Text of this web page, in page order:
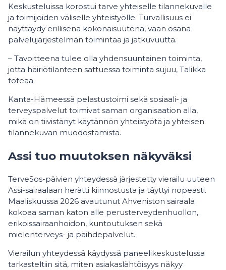
Keskusteluissa korostui tarve yhteiselle tilannekuvalle
ja toimijoiden väliselle yhteistyölle. Turvallisuus ei
näyttäydy erillisenä kokonaisuutena, vaan osana
palvelujärjestelmän toimintaa ja jatkuvuutta.
– Tavoitteena tulee olla yhdensuuntainen toiminta,
jotta häiriötilanteen sattuessa toiminta sujuu, Talikka
toteaa.
Kanta-Hämeessä pelastustoimi sekä sosiaali- ja
terveyspalvelut toimivat saman organisaation alla,
mikä on tiivistänyt käytännön yhteistyötä ja yhteisen
tilannekuvan muodostamista.
Assi tuo muutoksen näkyväksi
TerveSos-päivien yhteydessä järjestetty vierailu uuteen
Assi-sairaalaan herätti kiinnostusta ja täyttyi nopeasti.
Maaliskuussa 2026 avautunut Ahveniston sairaala
kokoaa saman katon alle perusterveydenhuollon,
erikoissairaanhoidon, kuntoutuksen sekä
mielenterveys- ja päihdepalvelut.
Vierailun yhteydessä käydyssä paneelikeskustelussa
tarkasteltiin sitä, miten asiakaslähtöisyys näkyy